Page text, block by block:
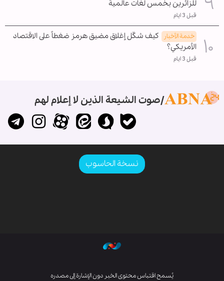
للزائرين بخمس لغات عالمية
قبل 3 ايام
خدمة الأخبار
كيف شكّل إغلاق مضيق هرمز ضغطاً على الاقتصاد
الأمريكي؟
قبل 3 ايام
صوت الشيعة الذين لا إعلام لهم
نسخة الحاسوب
يُسمح اقتباس محتوى الخبر دون الإشارة إلى مصدره